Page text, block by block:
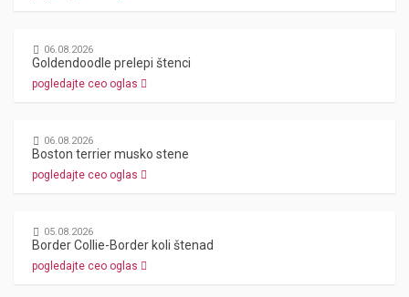
06.08.2026
Goldendoodle prelepi štenci
pogledajte ceo oglas
06.08.2026
Boston terrier musko stene
pogledajte ceo oglas
05.08.2026
Border Collie-Border koli štenad
pogledajte ceo oglas